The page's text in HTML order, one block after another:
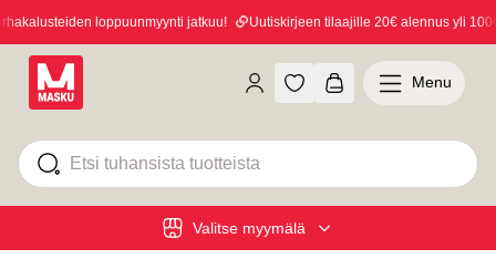
loppuunmyynti jatkuu! Uutiskirjeen tilaajille 20€ alennus yli 100€
Valitse myymälä
Menu